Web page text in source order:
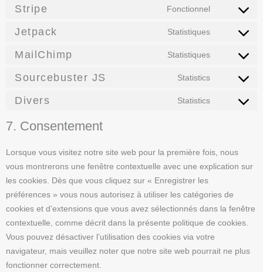
Stripe Fonctionnel
Jetpack Statistiques
MailChimp Statistiques
Sourcebuster JS Statistics
Divers Statistics
7. Consentement
Lorsque vous visitez notre site web pour la première fois, nous
vous montrerons une fenêtre contextuelle avec une explication sur
les cookies. Dès que vous cliquez sur « Enregistrer les
préférences » vous nous autorisez à utiliser les catégories de
cookies et d’extensions que vous avez sélectionnés dans la fenêtre
contextuelle, comme décrit dans la présente politique de cookies.
Vous pouvez désactiver l’utilisation des cookies via votre
navigateur, mais veuillez noter que notre site web pourrait ne plus
fonctionner correctement.